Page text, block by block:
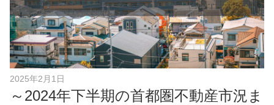
2025年2月1日
～2024年下半期の首都圏不動産市況ま